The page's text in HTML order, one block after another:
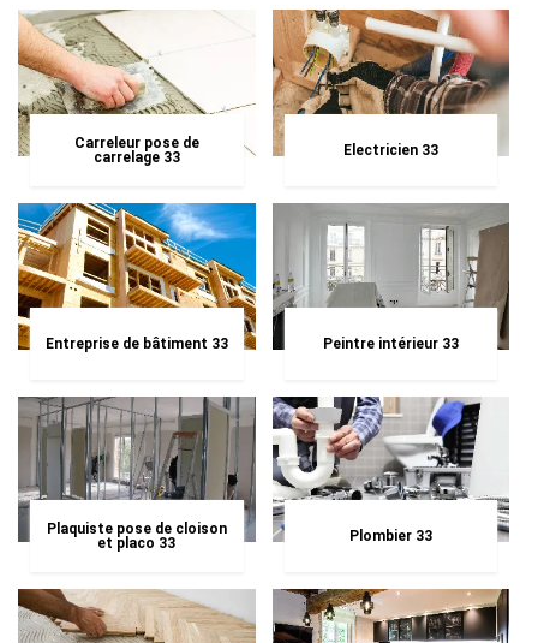
Carreleur pose de
carrelage 33
Electricien 33
Entreprise de bâtiment 33 Peintre intérieur 33
Plaquiste pose de cloison
et placo 33
Plombier 33